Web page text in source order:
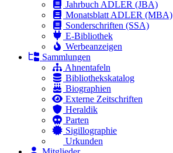
Jahrbuch ADLER (JBA)
Monatsblatt ADLER (MBA)
Sonderschriften (SSA)
E-Bibliothek
Werbeanzeigen
Sammlungen
Ahnentafeln
Bibliothekskatalog
Biographien
Externe Zeitschriften
Heraldik
Parten
Sigillographie
Urkunden